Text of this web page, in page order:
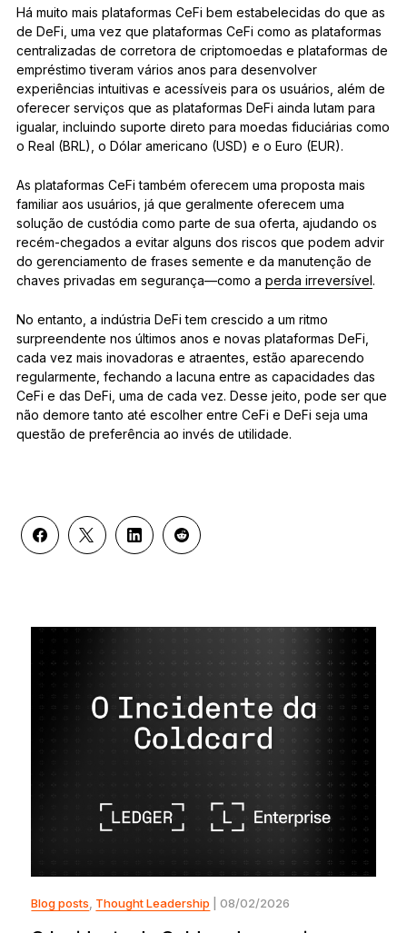
Há muito mais plataformas CeFi bem estabelecidas do que as
de DeFi, uma vez que plataformas CeFi como as plataformas
centralizadas de corretora de criptomoedas e plataformas de
empréstimo tiveram vários anos para desenvolver
experiências intuitivas e acessíveis para os usuários, além de
oferecer serviços que as plataformas DeFi ainda lutam para
igualar, incluindo suporte direto para moedas fiduciárias como
o Real (BRL), o Dólar americano (USD) e o Euro (EUR).
As plataformas CeFi também oferecem uma proposta mais
familiar aos usuários, já que geralmente oferecem uma
solução de custódia como parte de sua oferta, ajudando os
recém-chegados a evitar alguns dos riscos que podem advir
do gerenciamento de frases semente e da manutenção de
chaves privadas em segurança—como a perda irreversível.
No entanto, a indústria DeFi tem crescido a um ritmo
surpreendente nos últimos anos e novas plataformas DeFi,
cada vez mais inovadoras e atraentes, estão aparecendo
regularmente, fechando a lacuna entre as capacidades das
CeFi e das DeFi, uma de cada vez. Desse jeito, pode ser que
não demore tanto até escolher entre CeFi e DeFi seja uma
questão de preferência ao invés de utilidade.
Blog posts, Thought Leadership | 08/02/2026